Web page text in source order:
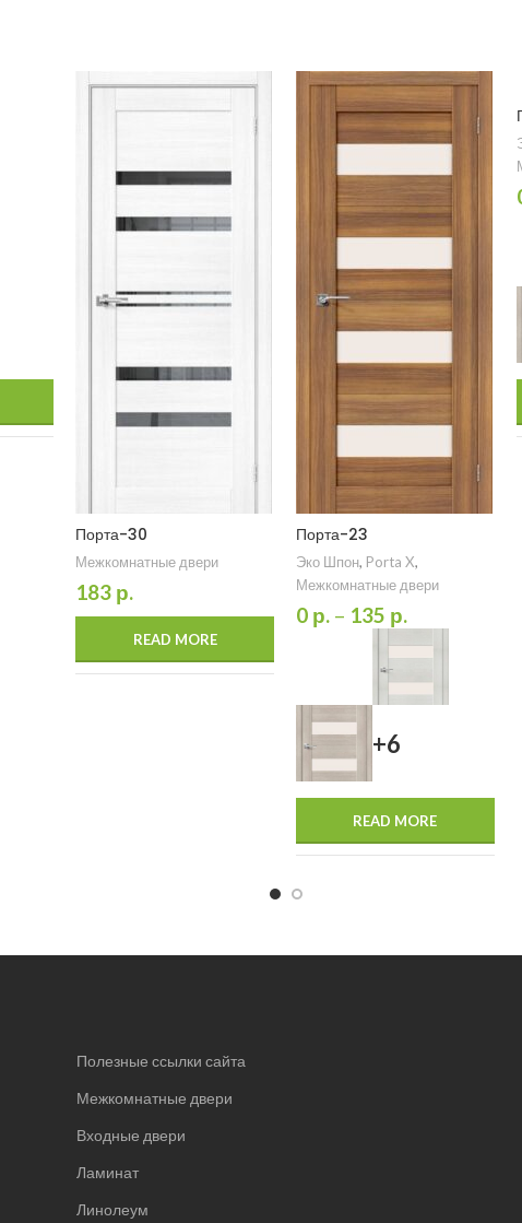
Порта-30
Межкомнатные двери
183 р.
READ MORE
Порта-23
Эко Шпон, Porta X,
Межкомнатные двери
0 р.– 135 р.
+6
READ MORE
Полезные ссылки сайта
Межкомнатные двери
Входные двери
Ламинат
Линолеум